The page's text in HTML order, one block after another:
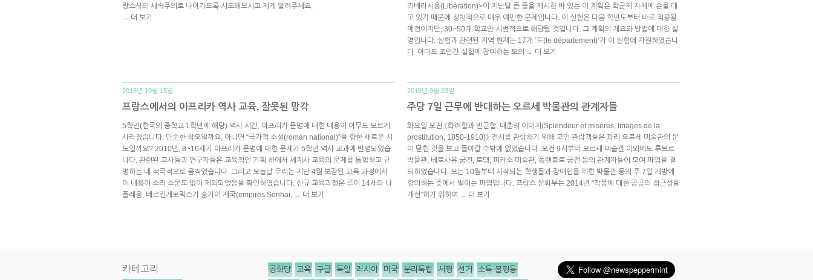
랑스식의 세속주의로 나아가도록 시도해보시고 제게 알려주세요.
→ 더 보기
리베라시옹(Libération)>이 지난달 큰 틀을 제시한 바 있는 이 계획은 학군제 자체에 손을 대
고 있기 때문에 정치적으로 매우 예민한 문제입니다. 이 실험은 다음 학년도부터 바로 적용될
예정이지만, 30~50개 학교만 시범적으로 해당될 것입니다. 그 계획의 개요와 방법에 대한 설
명입니다. 실험과 관련된 지역 현재는 17개 ‘도(le département)’가 이 실험에 자원하였습니
다. 아마도 조만간 실험에 참여하는 도의
→ 더 보기
2015년 10월 15일.
프랑스에서의 아프리카 역사 교육, 잘못된 망각
5학년(한국의 중학교 1학년에 해당) 역사 시간, 아프리카 문명에 대한 내용이 아무도 모르게
사라졌습니다. 단순한 착오일까요, 아니면 “국가적 소설(roman national)”을 향한 새로운 시
도일까요? 2010년, 8~16세기 아프리카 문명에 대한 문제가 5학년 역사 교과에 반영되었습
니다. 관련된 교사들과 연구자들은 교육적인 기획 하에서 세계사 교육의 문제를 통합하고 규
명하는 데 적극적으로 움직였습니다. 그리고 오늘날 우리는 지난 4월 보강된 교육 과정에서
이 내용이 소리 소문도 없이 제외되었음을 확인하였습니다. 신규 교육과정은 루이 14세와 나
폴레옹, 베르킨게토릭스가 송가이 제국(empires Sonhai, → 더 보기
2015년 9월 23일.
주당 7일 근무에 반대하는 오르세 박물관의 관계자들
화요일 오전,《화려함과 빈곤함, 매춘의 이미지(Splendeur et misères, Images de la
prostitution, 1850-1910)》 전시를 관람하기 위해 모인 관람객들은 파리 오르세 미술관의 문
이 닫힌 것을 보고 돌아갈 수밖에 없었습니다. 오전 9시부터 오르세 미술관 이외에도 루브르
박물관, 베르사유 궁전, 로댕, 피카소 미술관, 퐁탠블로 궁전 등의 관계자들이 모여 파업을 결
의하였습니다. 오는 10월부터 시작되는 학생들과 장애인을 위한 박물관 등의 주 7일 개방에
항의하는 뜻에서 벌이는 파업입니다. 프랑스 문화부는 2014년 “작품에 대한 공공의 접근성을
개선”하기 위하여 → 더 보기
카테고리 공화당 교육 구글 독일 러시아 미국 분리독립 서평 선거 소득 불평등